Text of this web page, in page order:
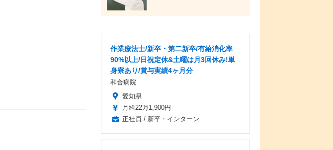
作業療法士/新卒・第二新卒/有給消化率
90%以上/日祝定休&土曜は月3回休み!単
身寮あり/賞与実績4ヶ月分
和合病院
愛知県
月給22万1,900円
正社員 / 新卒・インターン